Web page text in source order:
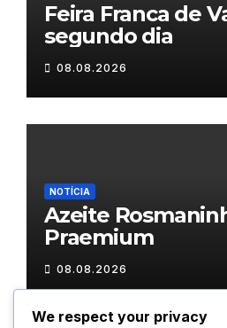
Feira Franca de
segundo dia
08.08.2026
NOTÍCIA
Azeite
Praemium
08.08.2026
We respect your privacy